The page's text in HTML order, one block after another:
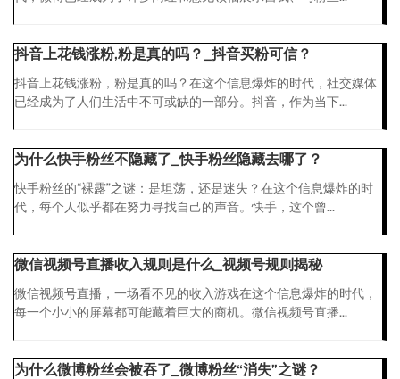
抖音上花钱涨粉,粉是真的吗？_抖音买粉可信？
抖音上花钱涨粉，粉是真的吗？在这个信息爆炸的时代，社交媒体
已经成为了人们生活中不可或缺的一部分。抖音，作为当下...
为什么快手粉丝不隐藏了_快手粉丝隐藏去哪了？
快手粉丝的“裸露”之谜：是坦荡，还是迷失？在这个信息爆炸的时
代，每个人似乎都在努力寻找自己的声音。快手，这个曾...
微信视频号直播收入规则是什么_视频号规则揭秘
微信视频号直播，一场看不见的收入游戏在这个信息爆炸的时代，
每一个小小的屏幕都可能藏着巨大的商机。微信视频号直播...
为什么微博粉丝会被吞了_微博粉丝“消失”之谜？